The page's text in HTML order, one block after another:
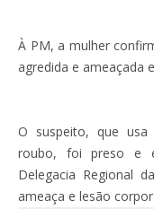
À PM, a mulher
agredida e ameaçada
O suspeito, que
roubo, foi preso e
Delegacia Regional
ameaça e lesão